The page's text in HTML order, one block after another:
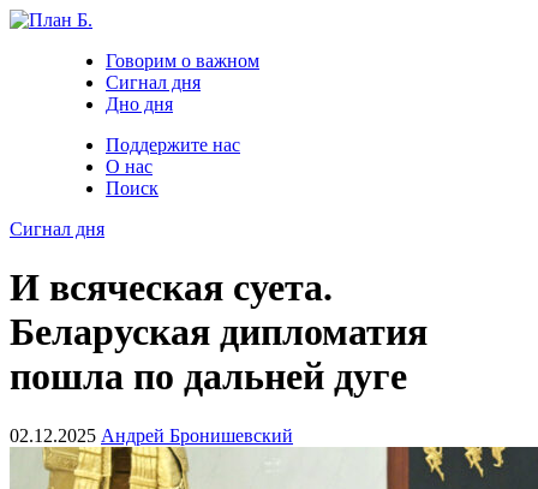
Говорим о важном
Сигнал дня
Дно дня
Поддержите нас
О нас
Поиск
Сигнал дня
И всяческая суета.
Беларуская дипломатия
пошла по дальней дуге
02.12.2025 Андрей Бронишевский